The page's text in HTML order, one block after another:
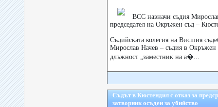
ВСС назначи съдия
председател на Окръжен съд –
Съдийската колегия на Висшия
Мирослав Начев – съдия в
длъжност „заместник на а�...
Съдът в Кюстендил с отказ за
затворник осъден за убийство